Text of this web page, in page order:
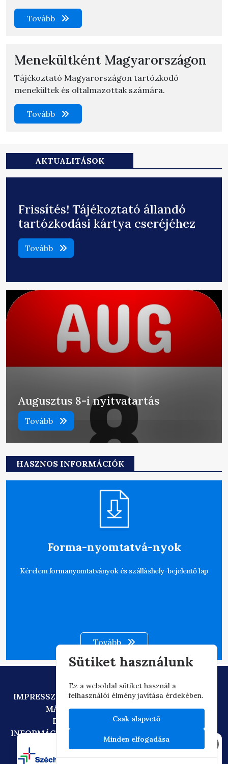
Tovább
Menekültként Magyarországon
Tájékoztató Magyarországon tartózkodó
menekültek és oltalmazottak számára.
Tovább
AKTUALITÁSOK
Frissítés! Tájékoztató állandó
tartózkodási kártya cseréjéhez
Tovább
Augusztus 8-i nyitvatartás
Tovább
HASZNOS INFORMÁCIÓK
Forma-nyomtatvá-nyok
Kérelem formanyomtatványok és szálláshely-bejelentő lap
Tovább
IMPRESSZUMADATVÉDELEMTECHNIKAI AJÁNLÁS
MÁSOLATKÉSZÍTÉSI SZABÁLYZAT
DIGITÁLIS ÁLLAMPOLGÁRSÁG
INFORMÁCIÓÁTADÁSI SZABÁLYZAT
OIF/FACEBOOK
Sütiket használunk
Ez a weboldal sütiket használ a
felhasználói élmény javítása érdekében.
Csak alapvető
Minden elfogadása